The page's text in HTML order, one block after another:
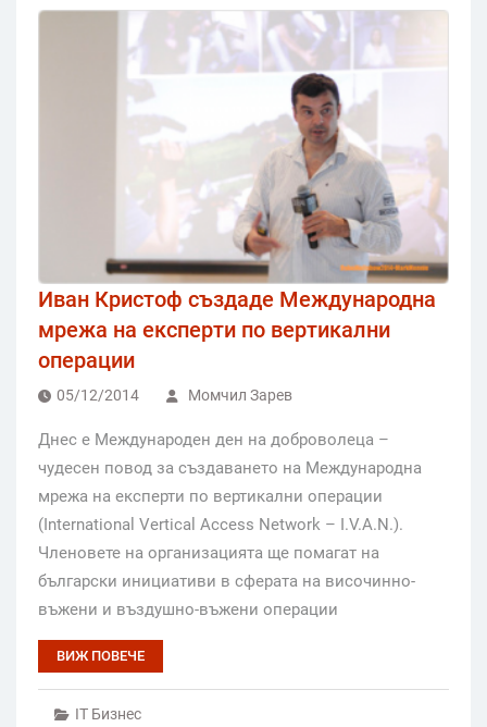
Иван Кристоф създаде Международна
мрежа на експерти по вертикални
операции
05/12/2014 Момчил Зарев
Днес е Международен ден на доброволеца –
чудесен повод за създаването на Международна
мрежа на експерти по вертикални oперации
(International Vertical Access Network – I.V.A.N.).
Членовете на организацията ще помагат на
български инициативи в сферата на височинно-
въжени и въздушнo-въжени операции
ВИЖ ПОВЕЧЕ
IT Бизнес